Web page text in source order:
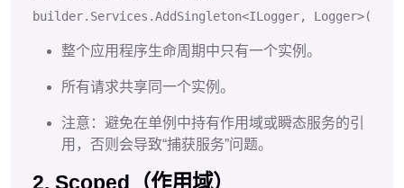
builder. Services .AddSingleton<ILogger, Logger>();
整个应用程序生命周期中只有一个实例。
所有请求共享同一个实例。
注意：避免在单例中持有作用域或瞬态服务的引
用，否则会导致“捕获服务”问题。
2. Scoped（作用域）